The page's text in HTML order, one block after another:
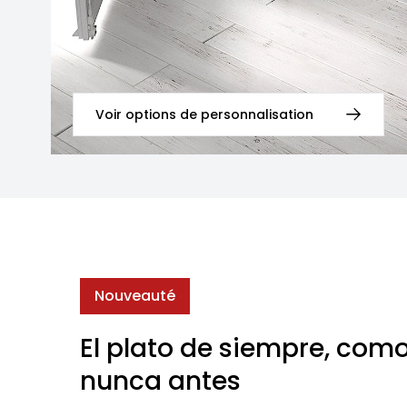
Voir options de personnalisation
Nouveauté
El plato de siempre,
nunca antes